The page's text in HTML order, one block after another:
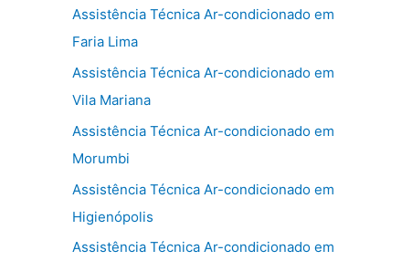
Assistência Técnica Ar-condicionado em
Faria Lima
Assistência Técnica Ar-condicionado em
Vila Mariana
Assistência Técnica Ar-condicionado em
Morumbi
Assistência Técnica Ar-condicionado em
Higienópolis
Assistência Técnica Ar-condicionado em